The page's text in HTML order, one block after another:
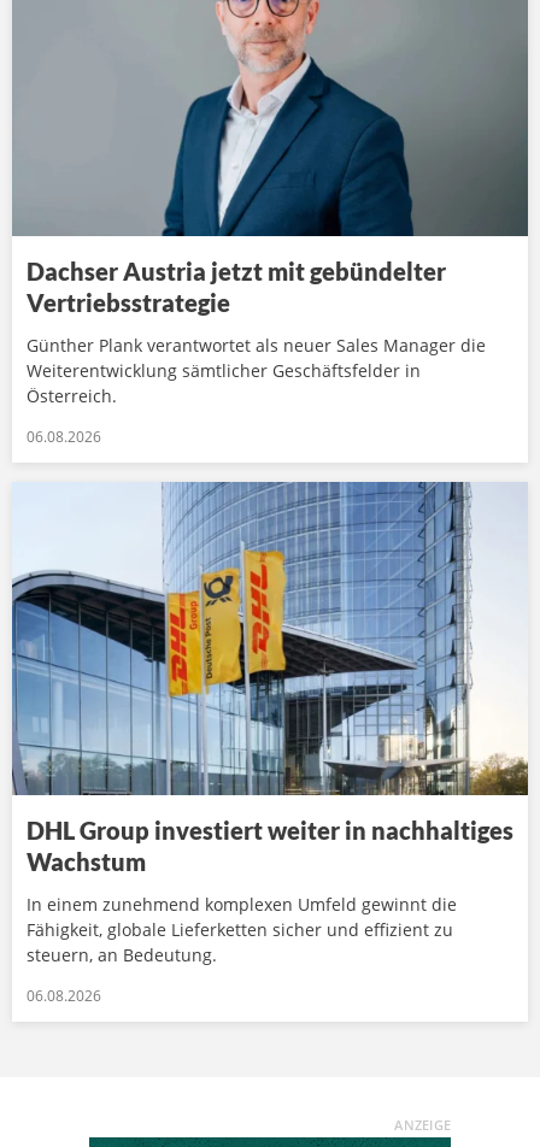
Dachser Austria jetzt mit gebündelter
Vertriebsstrategie
Günther Plank verantwortet als neuer Sales Manager die
Weiterentwicklung sämtlicher Geschäftsfelder in
Österreich.
06.08.2026
DHL Group investiert weiter in nachhaltiges
Wachstum
In einem zunehmend komplexen Umfeld gewinnt die
Fähigkeit, globale Lieferketten sicher und effizient zu
steuern, an Bedeutung.
06.08.2026
ANZEIGE